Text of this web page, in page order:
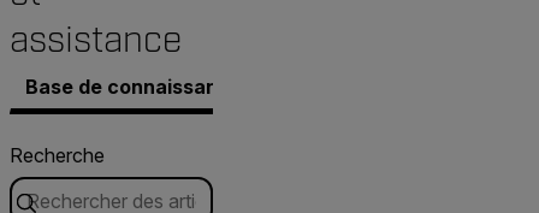
assistance
Base de connaissances
Recherche